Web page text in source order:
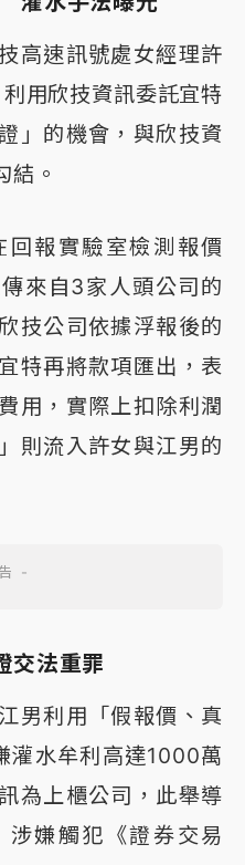
高速訊號處女經理許
用欣技資訊委託宜特
」的機會，與欣技資
結。
回報實驗室檢測報價
來自3家人頭公司的
技公司依據浮報後的
特再將款項匯出，表
用，實際上扣除利潤
則流入許女與江男的
法重罪
男利用「假報價、真
灌水牟利高達1000萬
為上櫃公司，此舉導
嫌觸犯《證券交易